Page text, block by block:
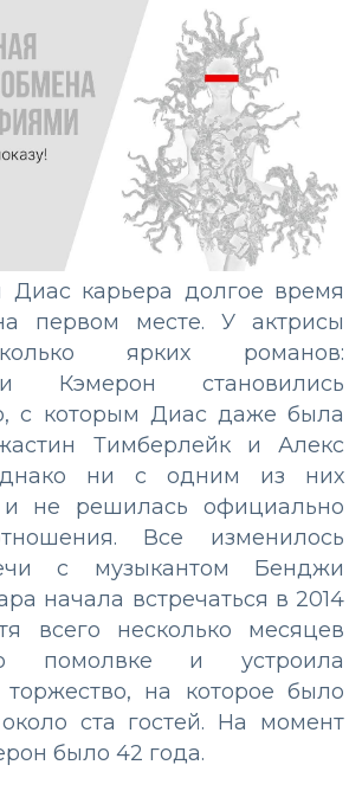
карьера долгое время
первом месте. У актрисы
ярких романов:
Кэмерон становились
с которым Диас даже была
Тимберлейк и Алекс
ни с одним из них
и не решилась официально
Все изменилось
с музыкантом Бенджи
начала встречаться в 2014
всего несколько месяцев
помолвке и устроила
торжество, на которое было
ста гостей. На момент
было 42 года.